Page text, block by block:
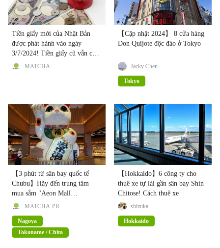
Tiền giấy mới của Nhật Bản
được phát hành vào ngày
3/7/2024! Tiền giấy cũ vẫn có
thể sử dụng
MATCHA
【Cập nhật 2024】 8 cửa hàng
Don Quijote độc đáo ở Tokyo
Jacky Chen
Tokyo
【3 phút từ sân bay quốc tế
Chubu】Hãy đến trung tâm
mua sắm "Aeon Mall
Tokoname" trải nghiệm suối
MATCHA-PR
Nagoya
Tokoname / Chita
【Hokkaido】6 công ty cho
thuê xe tự lái gần sân bay Shin
Chitose! Cách thuê xe
shizuka
Hokkaido